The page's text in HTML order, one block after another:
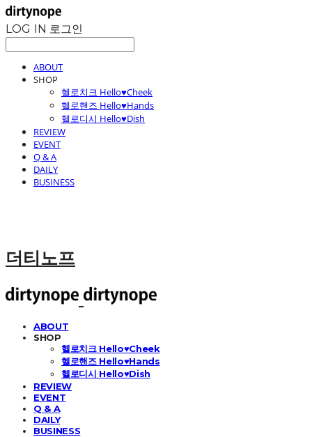
LOG IN 로그인
ABOUT
SHOP
헬로치크 Hello♥Cheek
헬로핸즈 Hello♥Hands
헬로디시 Hello♥Dish
REVIEW
EVENT
Q & A
DAILY
BUSINESS
더티노프
ABOUT
SHOP
헬로치크 Hello♥Cheek
헬로핸즈 Hello♥Hands
헬로디시 Hello♥Dish
REVIEW
EVENT
Q & A
DAILY
BUSINESS